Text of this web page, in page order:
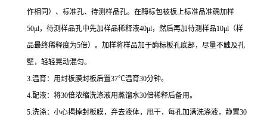
作相同）、标准孔、待测样品孔。在酶标包被板上标准品准确加样
50μl，待测样品孔中先加样品稀释液40μl，然后再加待测样品10μl （样
品最终稀释度为5倍）。加样将样品加于酶标板孔底部，尽量不触及孔
壁，轻轻晃动混匀。
3.温育：用封板膜封板后置37℃温育30分钟。
4.配液：将30倍浓缩洗涤液用蒸馏水30倍稀释后备用。
5.洗涤：小心揭掉封板膜，弃去液体，甩干，每孔加满洗涤液，静置30